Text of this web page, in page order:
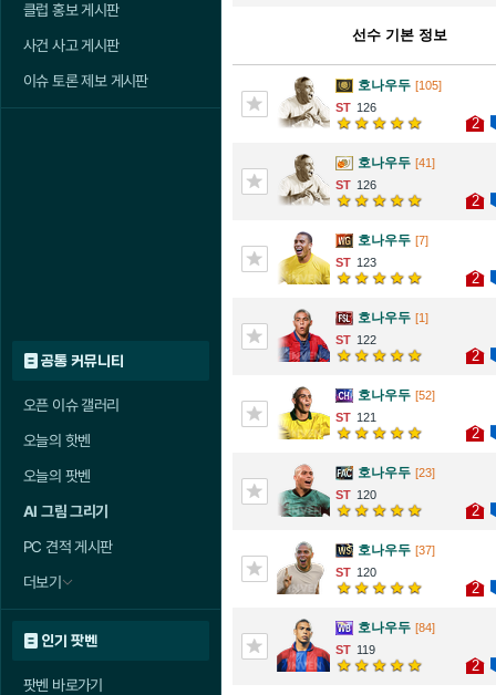
클럽 홍보 게시판
사건 사고 게시판
이슈 토론 제보 게시판
공통 커뮤니티
오픈 이슈 갤러리
오늘의 핫벤
오늘의 팟벤
AI 그림 그리기
PC 견적 게시판
더보기
인기 팟벤
팟벤 바로가기
선수 기본 정보
호나우두 [105]
126
2
호나우두 [41]
126
2
호나우두 [7]
123
2
호나우두 [1]
122
2
호나우두 [52]
121
2
호나우두 [23]
120
2
호나우두 [37]
120
2
호나우두 [84]
119
2